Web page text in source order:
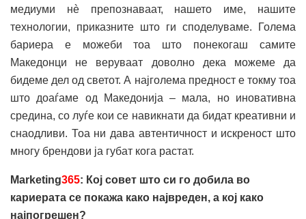
медиуми нè препознаваат, нашето име, нашите
технологии, приказните што ги споделуваме. Голема
бариера е можеби тоа што понекогаш самите
Македонци не веруваат доволно дека можеме да
бидеме дел од светот. А најголема предност е токму тоа
што доаѓаме од Македонија – мала, но иновативна
средина, со луѓе кои се навикнати да бидат креативни и
снаодливи. Тоа ни дава автентичност и искреност што
многу брендови ја губат кога растат.
Marketing365: Кој совет што си го добила во
кариерата се покажа како највреден, а кој како
најпогрешен?